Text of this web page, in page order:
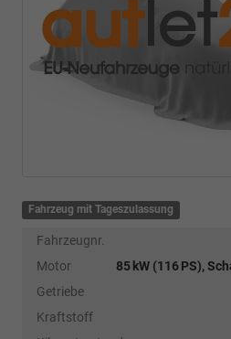
Fahrzeug mit Tageszulassung
Fahrzeugnr.
Motor
85 kW (116 PS),
Getriebe
Kraftstoff